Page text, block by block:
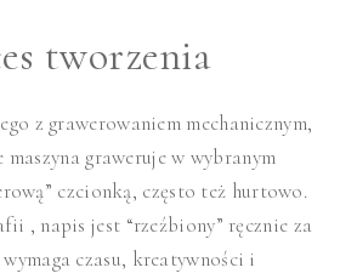
tworzenia
z grawerowaniem mechanicznym,
maszyna graweruje w wybranym
czcionką, często też hurtowo.
, napis jest “rzeźbiony” ręcznie za
czasu, kreatywności i